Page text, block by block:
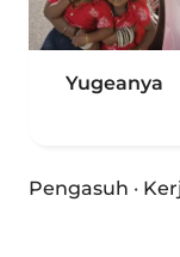
Yugeanya
Pengasuh ·